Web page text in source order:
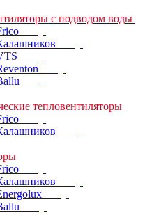
с подводом воды
тепловентиляторы